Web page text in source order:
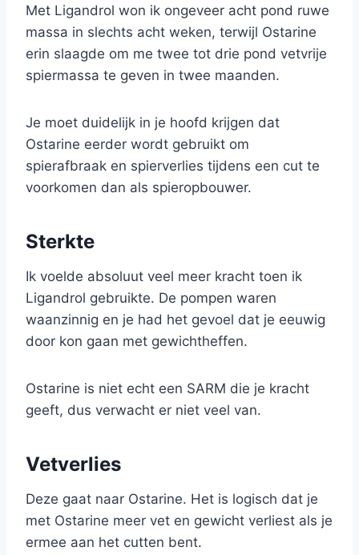
Met Ligandrol won ik ongeveer acht pond ruwe
massa in slechts acht weken, terwijl Ostarine
erin slaagde om me twee tot drie pond vetvrije
spiermassa te geven in twee maanden.
Je moet duidelijk in je hoofd krijgen dat
Ostarine eerder wordt gebruikt om
spierafbraak en spierverlies tijdens een cut te
voorkomen dan als spieropbouwer.
Sterkte
Ik voelde absoluut veel meer kracht toen ik
Ligandrol gebruikte. De pompen waren
waanzinnig en je had het gevoel dat je eeuwig
door kon gaan met gewichtheffen.
Ostarine is niet echt een SARM die je kracht
geeft, dus verwacht er niet veel van.
Vetverlies
Deze gaat naar Ostarine. Het is logisch dat je
met Ostarine meer vet en gewicht verliest als je
ermee aan het cutten bent.